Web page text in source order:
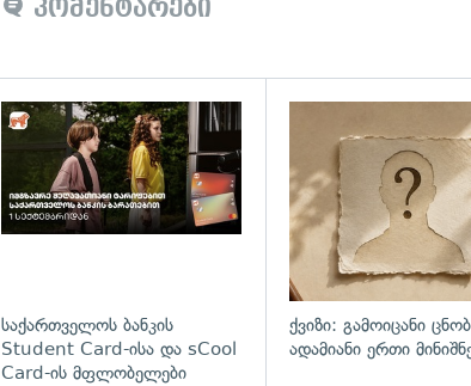
კომენტარები
საქართველოს ბანკის
Student Card-ისა და sCool
Card-ის მფლობელები
ქვიზი: გამოიცანი
ადამიანი ერთი